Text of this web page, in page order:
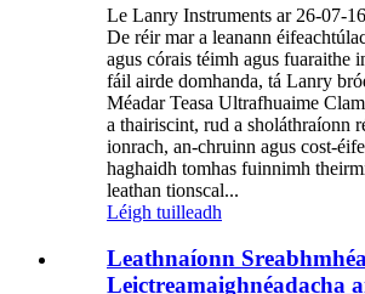
Le Lanry Instruments ar 26-07-16
De réir mar a leanann
agus córais téimh agus fuaraithe
fáil airde domhanda, tá Lanry
Méadar Teasa Ultrafhuaime
a thairiscint, rud a sholáthraíonn
ionrach, an-chruinn agus cost-
haghaidh tomhas fuinnimh
leathan tionscal...
Léigh tuilleadh
Leathnaíonn
Leictreamaighnéadacha